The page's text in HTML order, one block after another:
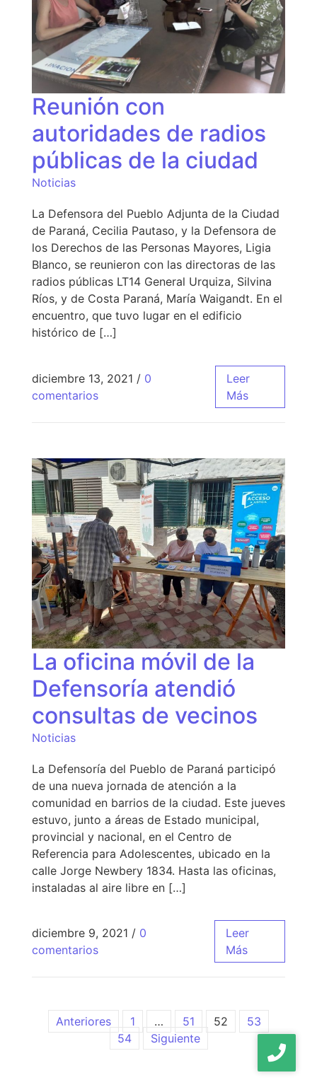
Reunión con
autoridades de radios
públicas de la ciudad
Noticias
La Defensora del Pueblo Adjunta de la Ciudad
de Paraná, Cecilia Pautaso, y la Defensora de
los Derechos de las Personas Mayores, Ligia
Blanco, se reunieron con las directoras de las
radios públicas LT14 General Urquiza, Silvina
Ríos, y de Costa Paraná, María Waigandt. En el
encuentro, que tuvo lugar en el edificio
histórico de […]
diciembre 13, 2021 / 0
comentarios
Leer
Más
La oficina móvil de la
Defensoría atendió
consultas de vecinos
Noticias
La Defensoría del Pueblo de Paraná participó
de una nueva jornada de atención a la
comunidad en barrios de la ciudad. Este jueves
estuvo, junto a áreas de Estado municipal,
provincial y nacional, en el Centro de
Referencia para Adolescentes, ubicado en la
calle Jorge Newbery 1834. Hasta las oficinas,
instaladas al aire libre en […]
diciembre 9, 2021 / 0
comentarios
Leer
Más
Anteriores 1 … 51 52
53
54
Siguiente